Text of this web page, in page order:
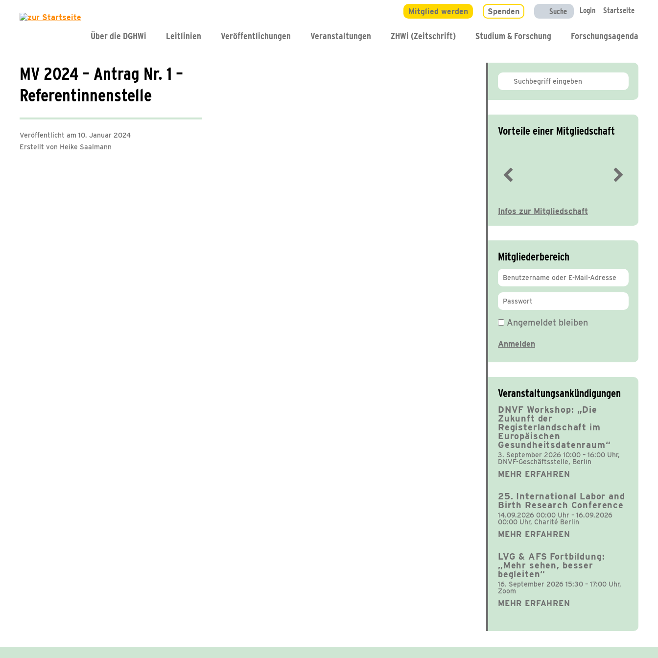
Mitglied werden Spenden Suche Login Startseite
Über die DGHWi Leitlinien Veröffentlichungen Veranstaltungen ZHWi (Zeitschrift) Studium & Forschung Forschungsagenda
MV 2024 – Antrag Nr. 1 –
Referentinnenstelle
Veröffentlicht am 10. Januar 2024
Erstellt von Heike Saalmann
Vorteile einer Mitgliedschaft
Infos zur Mitgliedschaft
Mitgliederbereich
Angemeldet bleiben
Veranstaltungsankündigungen
DNVF Workshop: „Die
Zukunft der
Registerlandschaft im
Europäischen
Gesundheitsdatenraum“
3. September 2026 10:00 – 16:00 Uhr,
DNVF-Geschäftsstelle, Berlin
MEHR ERFAHREN
25. International Labor and
Birth Research Conference
14.09.2026 00:00 Uhr – 16.09.2026
00:00 Uhr, Charité Berlin
MEHR ERFAHREN
LVG & AFS Fortbildung:
„Mehr sehen, besser
begleiten“
16. September 2026 15:30 – 17:00 Uhr,
Zoom
MEHR ERFAHREN